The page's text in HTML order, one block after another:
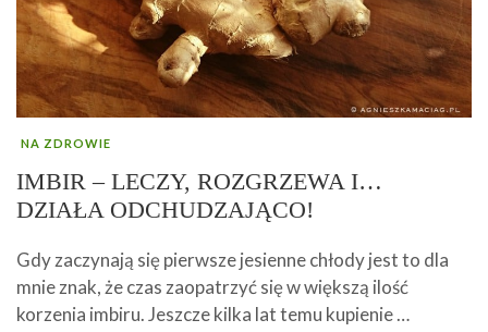
NA ZDROWIE
IMBIR – LECZY, ROZGRZEWA I…
DZIAŁA ODCHUDZAJĄCO!
Gdy zaczynają się pierwsze jesienne chłody jest to dla
mnie znak, że czas zaopatrzyć się w większą ilość
korzenia imbiru. Jeszcze kilka lat temu kupienie …